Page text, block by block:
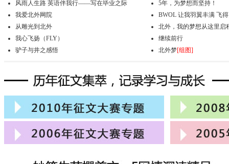
风雨人生路 英语伴我行——写在毕业之际
5年，为梦想而坚持！
我爱北外网院
BWOL 让我羽翼丰满 飞
从雕光到北外
北外，我的梦想从这里启
我心飞扬（FLY）
继续前行
驴子与井之感悟
北外梦[组图]